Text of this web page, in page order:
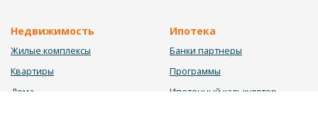
Недвижимость
Жилые комплексы
Квартиры
Дома
Ипотека
Банки партнеры
Программы
Ипотечный калькулятор